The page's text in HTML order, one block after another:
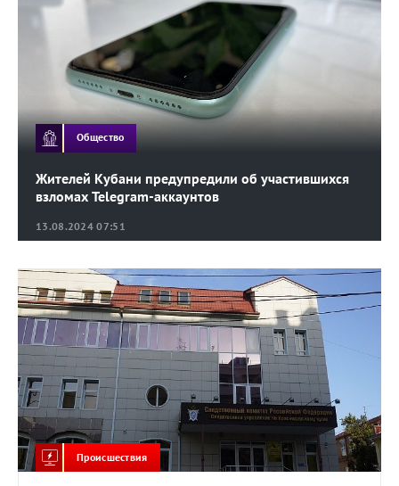
13.08.2024 07:51
Жителей Кубани предупредили об участившихся
взломах Telegram-аккаунтов
Общество
Происшествия